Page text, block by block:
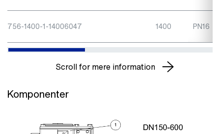
756-1400-1-14006047 1400 PN16
Scroll for mere information
Komponenter